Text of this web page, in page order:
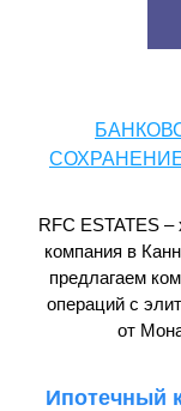
RFC ESTATES –
компания в
предлагаем
операций с
от
Ипотечный